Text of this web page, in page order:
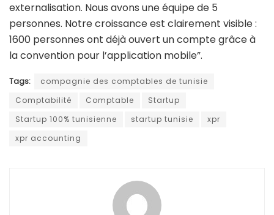
externalisation. Nous avons une équipe de 5
personnes. Notre croissance est clairement visible :
1600 personnes ont déjà ouvert un compte grâce à
la convention pour l’application mobile”.
Tags:
compagnie des comptables de tunisie
Comptabilité
Comptable
Startup
Startup 100% tunisienne
startup tunisie
xpr
xpr accounting